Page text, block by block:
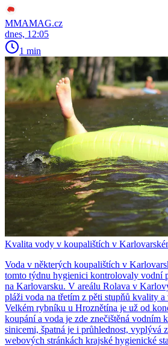
MMAMAG.cz
dnes, 12:05
1 min
Kvalita vody v koupalištích v
Voda v některých koupalištích v
tomto týdnu hygienici kontrolovaly vodní
na Karlovarsku. V areálu Rolava v
pláži voda na třetím z pěti stupňů kvality a
Velkém rybníku u Hroznětína je už od
koupání a voda je zde znečištěná vodním
sinicemi, špatná je i průhlednost, vyplývá
webových stránkách krajské hygienické